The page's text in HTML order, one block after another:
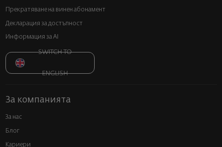
Прекратяване на винен абонамент
Декларация за достъпност
Информация за AI
SWITCH TO
ENGLISH
За компанията
За нас
Блог
Кариери